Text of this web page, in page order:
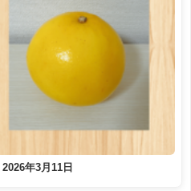
年3月11日